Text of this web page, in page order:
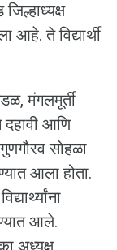
आहे. ते विद्यार्थी
मंगलमूर्ती
दहावी आणि
गुणगौरव सोहळा
आला होता.
आले.
अध्यक्ष